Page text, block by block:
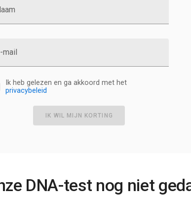
mail
Ik heb gelezen en ga akkoord met het
privacybeleid
IK WIL MIJN KORTING
DNA-test nog niet